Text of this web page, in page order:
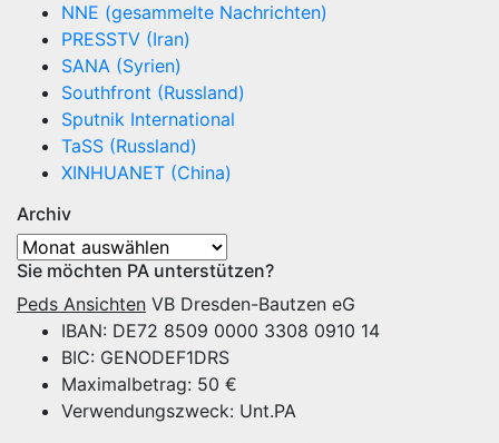
NNE (gesammelte Nachrichten)
PRESSTV (Iran)
SANA (Syrien)
Southfront (Russland)
Sputnik International
TaSS (Russland)
XINHUANET (China)
Archiv
Archiv
Sie möchten PA unterstützen?
Peds Ansichten VB Dresden-Bautzen eG
IBAN: DE72 8509 0000 3308 0910 14
BIC: GENODEF1DRS
Maximalbetrag: 50 €
Verwendungszweck: Unt.PA